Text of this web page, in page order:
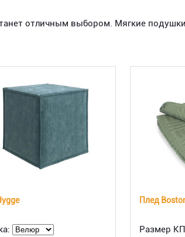
отличным выбором. Мягкие
Плед
Размер